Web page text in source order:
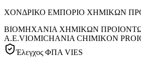
ΧΟΝΔΡΙΚΟ ΕΜΠΟΡΙΟ ΧΗΜΙΚΩΝ
ΒΙΟΜΗΧΑΝΙΑ ΧΗΜΙΚΩΝ
Α.Ε.VIOMICHANIA CHIMIKON
Έλεγχος ΦΠΑ VIES